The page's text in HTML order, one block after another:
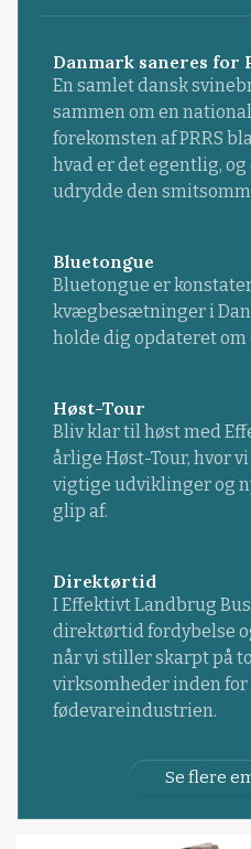
Danmark saneres for
En samlet dansk
sammen om en
forekomsten af PRRS
hvad er det egentlig,
udrydde den
Bluetongue
Bluetongue er
kvægbesætninger i
holde dig opdateret
Høst-Tour
Bliv klar til høst med
årlige Høst-Tour, hvor
vigtige udviklinger og
glip af.
Direktørtid
I Effektivt Landbrug
direktørtid fordybelse
når vi stiller skarpt på
virksomheder inden
fødevareindustrien.
Se flere